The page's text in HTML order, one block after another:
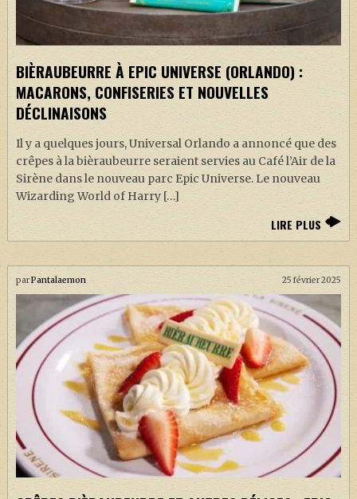
BIÈRAUBEURRE À EPIC UNIVERSE (ORLANDO) :
MACARONS, CONFISERIES ET NOUVELLES
DÉCLINAISONS
Il y a quelques jours, Universal Orlando a annoncé que des
crêpes à la bièraubeurre seraient servies au Café l’Air de la
Sirène dans le nouveau parc Epic Universe. Le nouveau
Wizarding World of Harry […]
LIRE PLUS
parPantalaemon 25 février 2025